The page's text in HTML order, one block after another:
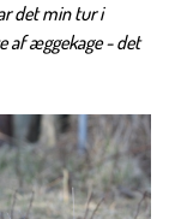
det min tur i
af æggekage - det